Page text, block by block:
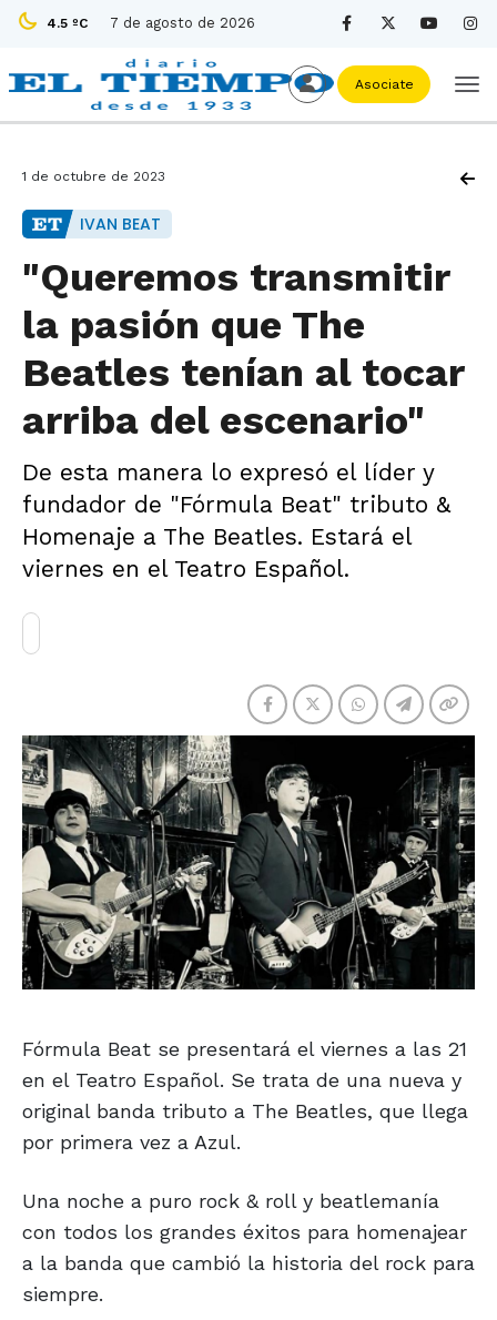
4.5 ºC 7 de agosto de 2026
Asociate
1 de octubre de 2023
IVAN BEAT
"Queremos transmitir
la pasión que The
Beatles tenían al tocar
arriba del escenario"
De esta manera lo expresó el líder y
fundador de "Fórmula Beat" tributo &
Homenaje a The Beatles. Estará el
viernes en el Teatro Español.
Fórmula Beat se presentará el viernes a las 21
en el Teatro Español. Se trata de una nueva y
original banda tributo a The Beatles, que llega
por primera vez a Azul.
Una noche a puro rock & roll y beatlemanía
con todos los grandes éxitos para homenajear
a la banda que cambió la historia del rock para
siempre.